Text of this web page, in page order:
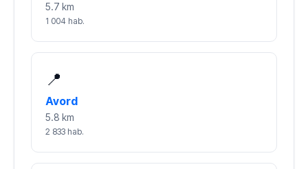
5.7 km
1 004 hab.
📍
Avord
5.8 km
2 833 hab.